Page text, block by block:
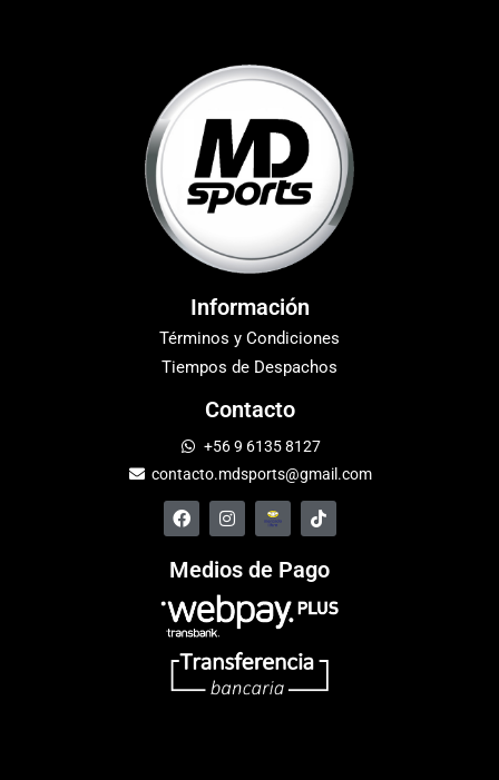
Información
Términos y Condiciones
Tiempos de Despachos
Contacto
+56 9 6135 8127
contacto.mdsports@gmail.com
Medios de Pago